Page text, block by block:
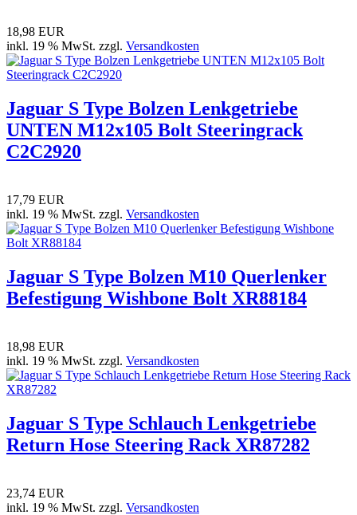
18,98 EUR
inkl. 19 % MwSt. zzgl. Versandkosten
Jaguar S Type Bolzen Lenkgetriebe
UNTEN M12x105 Bolt Steeringrack
C2C2920
17,79 EUR
inkl. 19 % MwSt. zzgl. Versandkosten
Jaguar S Type Bolzen M10 Querlenker
Befestigung Wishbone Bolt XR88184
18,98 EUR
inkl. 19 % MwSt. zzgl. Versandkosten
Jaguar S Type Schlauch Lenkgetriebe
Return Hose Steering Rack XR87282
23,74 EUR
inkl. 19 % MwSt. zzgl. Versandkosten